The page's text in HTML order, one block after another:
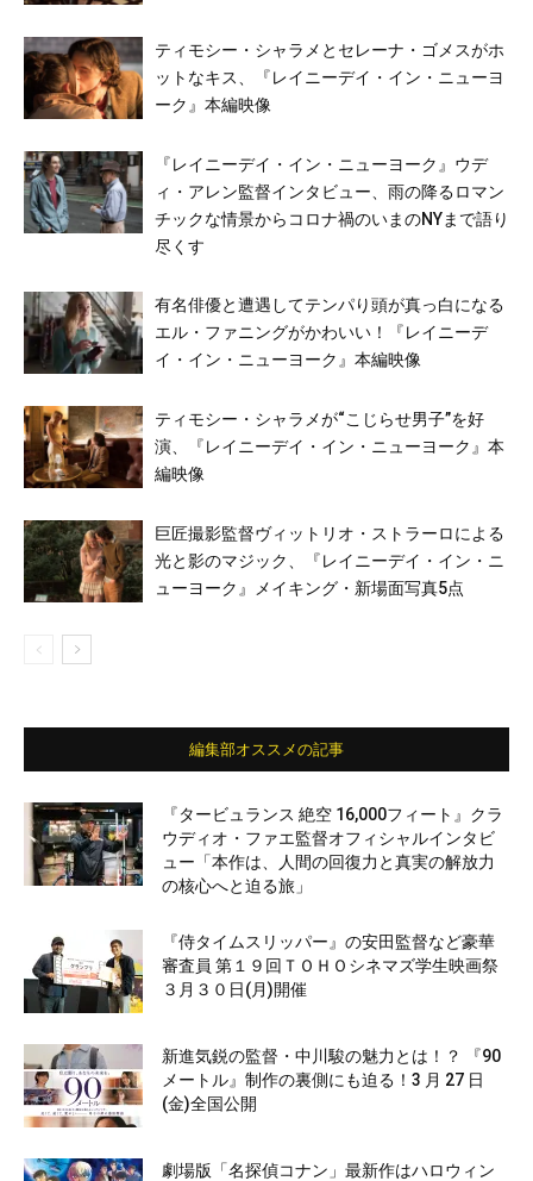
ティモシー・シャラメとセレーナ・ゴメスがホ
ットなキス、『レイニーデイ・イン・ニューヨ
ーク』本編映像
『レイニーデイ・イン・ニューヨーク』ウデ
ィ・アレン監督インタビュー、雨の降るロマン
チックな情景からコロナ禍のいまのNYまで語り
尽くす
有名俳優と遭遇してテンパり頭が真っ白になる
エル・ファニングがかわいい！『レイニーデ
イ・イン・ニューヨーク』本編映像
ティモシー・シャラメが“こじらせ男子”を好
演、『レイニーデイ・イン・ニューヨーク』本
編映像
巨匠撮影監督ヴィットリオ・ストラーロによる
光と影のマジック、『レイニーデイ・イン・ニ
ューヨーク』メイキング・新場面写真5点
編集部オススメの記事
『タービュランス 絶空 16,000フィート』クラ
ウディオ・ファエ監督オフィシャルインタビ
ュー「本作は、人間の回復力と真実の解放力
の核心へと迫る旅」
『侍タイムスリッパー』の安田監督など豪華
審査員 第１９回ＴＯＨＯシネマズ学生映画祭
３月３０日(月)開催
新進気鋭の監督・中川駿の魅力とは！？ 『90
メートル』制作の裏側にも迫る！3 月 27 日
(金)全国公開
劇場版「名探偵コナン」最新作はハロウィン